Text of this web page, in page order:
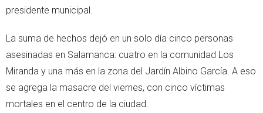
presidente municipal.
La suma de hechos dejó en un solo día cinco personas
asesinadas en Salamanca: cuatro en la comunidad Los
Miranda y una más en la zona del Jardín Albino García. A eso
se agrega la masacre del viernes, con cinco víctimas
mortales en el centro de la ciudad.